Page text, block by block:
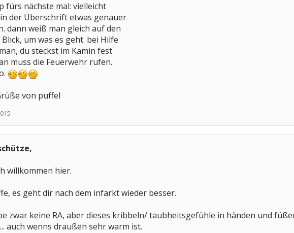
fürs nächste mal: vielleicht
der Überschrift etwas genauer
dann weiß man gleich auf den
um was es geht. bei Hilfe
du steckst im Kamin fest
muss die Feuerwehr rufen.
von puffel
willkommen hier.
es geht dir nach dem infarkt wieder besser.
zwar keine RA, aber dieses kribbeln/ taubheitsgefühle in händen und
auch wenns draußen sehr warm ist.